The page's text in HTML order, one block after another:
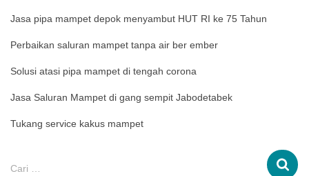
Jasa pipa mampet depok menyambut HUT RI ke 75 Tahun
Perbaikan saluran mampet tanpa air ber ember
Solusi atasi pipa mampet di tengah corona
Jasa Saluran Mampet di gang sempit Jabodetabek
Tukang service kakus mampet
Cari …